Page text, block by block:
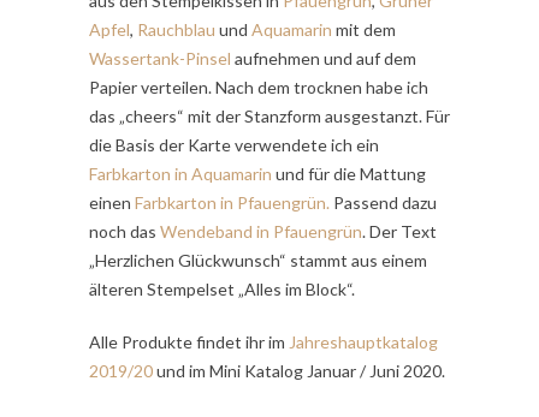
Apfel, Rauchblau und Aquamarin mit dem
Wassertank-Pinsel aufnehmen und auf dem
Papier verteilen. Nach dem trocknen habe ich
das „cheers“ mit der Stanzform ausgestanzt. Für
die Basis der Karte verwendete ich ein
Farbkarton in Aquamarin und für die Mattung
einen Farbkarton in Pfauengrün. Passend dazu
noch das Wendeband in Pfauengrün. Der Text
„Herzlichen Glückwunsch“ stammt aus einem
älteren Stempelset „Alles im Block“.
Alle Produkte findet ihr im Jahreshauptkatalog
2019/20und im Mini Katalog Januar / Juni 2020.